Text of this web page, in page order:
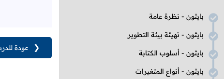
بايثون - نظرة عامة
بايثون - تهيئة بيئة التطوير
بايثون - أسلوب الكتابة
بايثون - أنواع المتغيرات
❮ عودة